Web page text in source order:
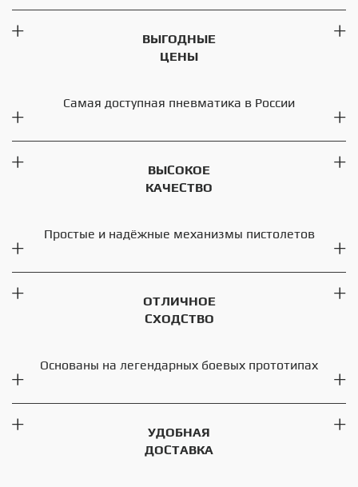
ВЫГОДНЫЕ
ЦЕНЫ
Самая доступная пневматика в России
ВЫСОКОЕ
КАЧЕСТВО
Простые и надёжные механизмы пистолетов
ОТЛИЧНОЕ
СХОДСТВО
Основаны на легендарных боевых прототипах
УДОБНАЯ
ДОСТАВКА